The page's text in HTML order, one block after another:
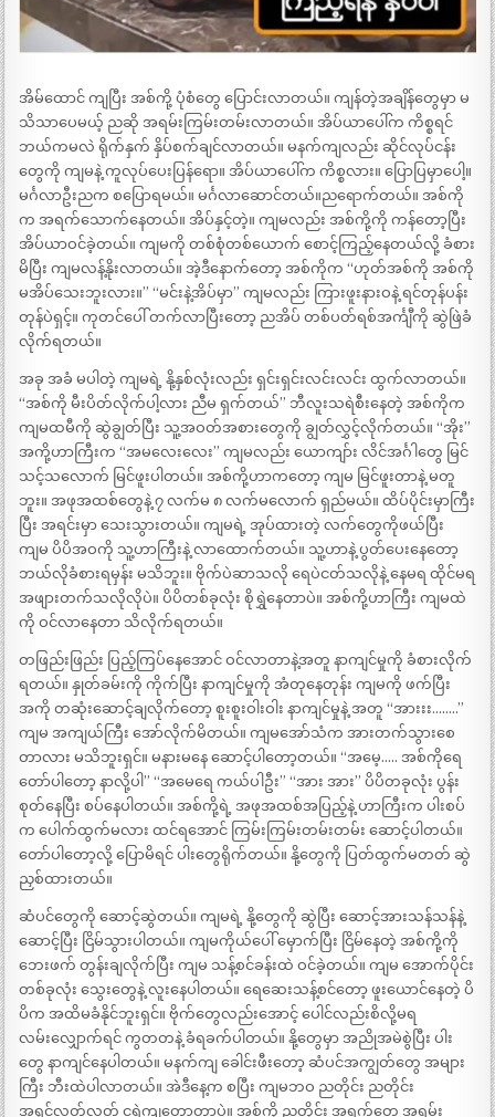
အိမ်ထောင် ကျပြီး အစ်ကို့ ပုံစံတွေ ပြောင်းလာတယ်။ ကျန်တဲ့အချိန်တွေမှာ မ
သိသာပေမယ့် ညဆို အရမ်းကြမ်းတမ်းလာတယ်။ အိပ်ယာပေါ်က ကိစ္စရင်
ဘယ်ကမလဲ ရိုက်နှက် နှိပ်စက်ချင်လာတယ်။ မနက်ကျလည်း ဆိုင်လုပ်ငန်း
တွေကို ကျမနဲ့ ကူလုပ်ပေးပြန်ရော။ အိပ်ယာပေါ်က ကိစ္စလား။ ပြောပြမှာပေါ့။
မင်္ဂလာဦးညက စပြောရမယ်။ မင်္ဂလာဆောင်တယ်။ညရောက်တယ်။ အစ်ကို
က အရက်သောက်နေတယ်။ အိပ်နှင့်တဲ့။ ကျမလည်း အစ်ကို့ကို ကန်တော့ပြီး
အိပ်ယာဝင်ခဲ့တယ်။ ကျမကို တစ်စုံတစ်ယောက် စောင့်ကြည့်နေတယ်လို့ ခံစား
မိပြီး ကျမလန့်နိုးလာတယ်။ အဲ့ဒီနောက်တော့ အစ်ကိုက “ဟုတ်အစ်ကို အစ်ကို
မအိပ်သေးဘူးလား။” “မင်းနဲ့အိပ်မှာ” ကျမလည်း ကြားဖူးနားဝနဲ့ ရင်တုန်ပန်း
တုန်ပဲရှင့်။ ကုတင်ပေါ် တက်လာပြီးတော့ ညအိပ် တစ်ပတ်ရစ်အင်္ကျီကို ဆွဲဖြဲခံ
လိုက်ရတယ်။
အခု အခံ မပါတဲ့ ကျမရဲ့ နို့နှစ်လုံးလည်း ရှင်းရှင်းလင်းလင်း ထွက်လာတယ်။
“အစ်ကို မီးပိတ်လိုက်ပါ့လား ညီမ ရှက်တယ်” ဘီလူးသရဲစီးနေတဲ့ အစ်ကိုက
ကျမထမီကို ဆွဲချွတ်ပြီး သူ့အဝတ်အစားတွေကို ချွတ်လွှင့်လိုက်တယ်။ “အိုး”
အကို့ဟာကြီးက “အမလေးလေး” ကျမလည်း ယောကျာ်း လိင်အင်္ဂါတွေ မြင်
သင့်သလောက် မြင်ဖူးပါတယ်။ အစ်ကို့ဟာကတော့ ကျမ မြင်ဖူးတာနဲ့ မတူ
ဘူး။ အဖုအထစ်တွေနဲ့ ၇ လက်မ ၈ လက်မလောက် ရှည်မယ်။ ထိပ်ပိုင်းမှာကြီး
ပြီး အရင်းမှာ သေးသွားတယ်။ ကျမရဲ့ အုပ်ထားတဲ့ လက်တွေကိုဖယ်ပြီး
ကျမ ပိပိအဝကို သူ့ဟာကြီးနဲ့ လာထောက်တယ်။ သူ့ဟာနဲ့ ပွတ်ပေးနေတော့
ဘယ်လိုခံစားရမှန်း မသိဘူး။ ဗိုက်ပဲဆာသလို ရေပဲငတ်သလိုနဲ့ နေမရ ထိုင်မရ
အဖျားတက်သလိုလိုပဲ။ ပိပိတစ်ခုလုံး စိုရွှဲနေတာပဲ။ အစ်ကို့ဟာကြီး ကျမထဲ
ကို ဝင်လာနေတာ သိလိုက်ရတယ်။
တဖြည်းဖြည်း ပြည့်ကြပ်နေအောင် ဝင်လာတာနဲ့အတူ နာကျင်မှုကို ခံစားလိုက်
ရတယ်။ နှုတ်ခမ်းကို ကိုက်ပြီး နာကျင်မှုကို အံတုနေတုန်း ကျမကို ဖက်ပြီး
အကို တဆုံးဆောင့်ချလိုက်တော့ စူးစူးဝါးဝါး နာကျင်မှုနဲ့ အတူ “အားးး……..”
ကျမ အကျယ်ကြီး အော်လိုက်မိတယ်။ ကျမအော်သံက အားတက်သွားစေ
တာလား မသိဘူးရှင်။ မနားမနေ ဆောင့်ပါတော့တယ်။ “အမေ့….. အစ်ကိုရေ
တော်ပါတော့ နာလို့ပါ” “အမေရေ ကယ်ပါဦး” “အား အား” ပိပိတခုလုံး ပွန်း
စုတ်နေပြီး စပ်နေပါတယ်။ အစ်ကို့ရဲ့ အဖုအထစ်အပြည့်နဲ့ ဟာကြီးက ပါးစပ်
က ပေါက်ထွက်မလား ထင်ရအောင် ကြမ်းကြမ်းတမ်းတမ်း ဆောင့်ပါတယ်။
တော်ပါတော့လို့ ပြောမိရင် ပါးတွေရိုက်တယ်။ နို့တွေကို ပြတ်ထွက်မတတ် ဆွဲ
ညှစ်ထားတယ်။
ဆံပင်တွေကို ဆောင့်ဆွဲတယ်။ ကျမရဲ့ နို့တွေကို ဆွဲပြီး ဆောင့်အားသန်သန်နဲ့
ဆောင့်ပြီး ငြိမ်သွားပါတယ်။ ကျမကိုယ်ပေါ် မှောက်ပြီး ငြိမ်နေတဲ့ အစ်ကို့ကို
ဘေးဖက် တွန်းချလိုက်ပြီး ကျမ သန့်စင်ခန်းထဲ ဝင်ခဲ့တယ်။ ကျမ အောက်ပိုင်း
တစ်ခုလုံး သွေးတွေနဲ့ လူးနေပါတယ်။ ရေဆေးသန့်စင်တော့ ဖူးယောင်နေတဲ့ ပိ
ပိက အထိမခံနိုင်ဘူးရှင်။ ဗိုက်တွေလည်းအောင့် ပေါင်လည်းစိလို့မရ
လမ်းလျှောက်ရင် ကွတတနဲ့ ခံရခက်ပါတယ်။ နို့တွေမှာ အညိုအမဲစွဲပြီး ပါး
တွေ နာကျင်နေပါတယ်။ မနက်ကျ ခေါင်းဖီးတော့ ဆံပင်အကျွတ်တွေ အများ
ကြီး ဘီးထဲပါလာတယ်။ အဲဒီနေ့က စပြီး ကျမဘဝ ညတိုင်း ညတိုင်း
အရှင်လတ်လတ် ငရဲကျတော့တာပဲ။ အစ်ကို ညတိုင်း အရက်တွေ အရမ်း